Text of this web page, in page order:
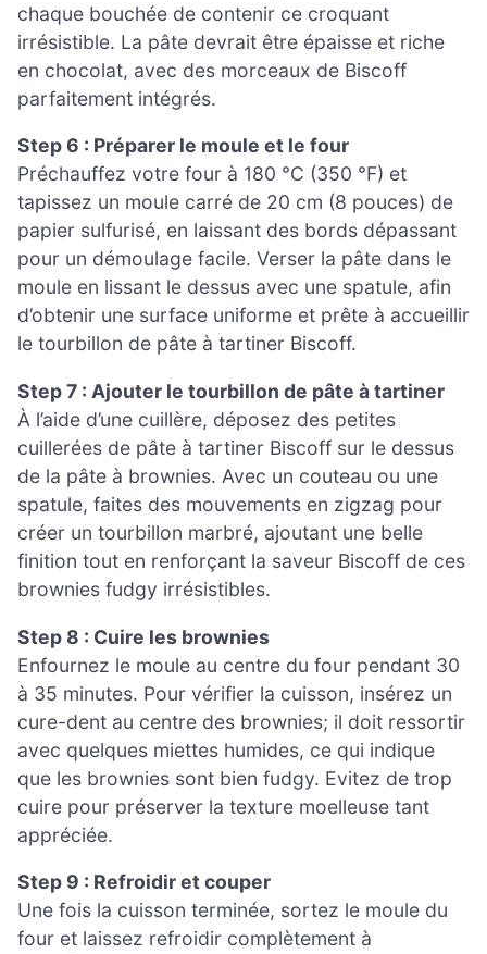
chaque bouchée de contenir ce croquant
irrésistible. La pâte devrait être épaisse et riche
en chocolat, avec des morceaux de Biscoff
parfaitement intégrés.
Step 6 : Préparer le moule et le four
Préchauffez votre four à 180 °C (350 °F) et
tapissez un moule carré de 20 cm (8 pouces) de
papier sulfurisé, en laissant des bords dépassant
pour un démoulage facile. Verser la pâte dans le
moule en lissant le dessus avec une spatule, afin
d’obtenir une surface uniforme et prête à accueillir
le tourbillon de pâte à tartiner Biscoff.
Step 7 : Ajouter le tourbillon de pâte à tartiner
À l’aide d’une cuillère, déposez des petites
cuillerées de pâte à tartiner Biscoff sur le dessus
de la pâte à brownies. Avec un couteau ou une
spatule, faites des mouvements en zigzag pour
créer un tourbillon marbré, ajoutant une belle
finition tout en renforçant la saveur Biscoff de ces
brownies fudgy irrésistibles.
Step 8 : Cuire les brownies
Enfournez le moule au centre du four pendant 30
à 35 minutes. Pour vérifier la cuisson, insérez un
cure-dent au centre des brownies; il doit ressortir
avec quelques miettes humides, ce qui indique
que les brownies sont bien fudgy. Evitez de trop
cuire pour préserver la texture moelleuse tant
appréciée.
Step 9 : Refroidir et couper
Une fois la cuisson terminée, sortez le moule du
four et laissez refroidir complètement à